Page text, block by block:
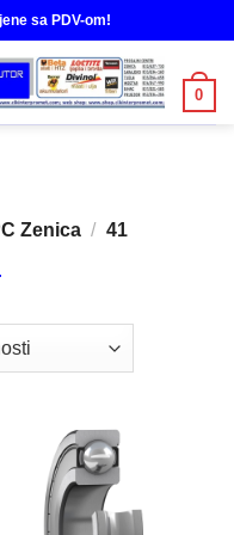
sa PDV-om!
0
Zenica / 41